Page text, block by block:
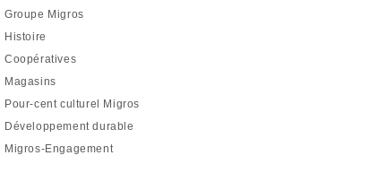
Groupe Migros
Histoire
Coopératives
Magasins
Pour-cent culturel Migros
Développement durable
Migros-Engagement